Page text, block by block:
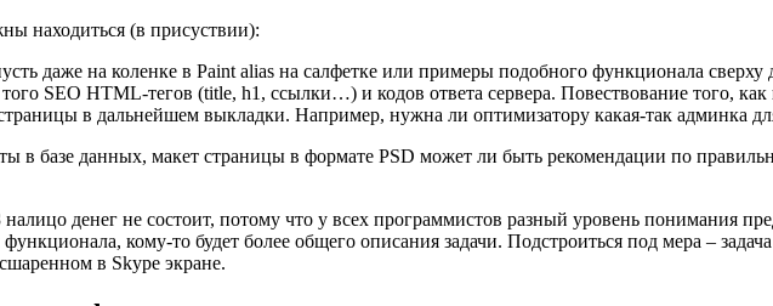
находиться (в присуствии):
даже на коленке в Paint alias на салфетке или примеры подобного функционала сверху
SEO HTML-тегов (title, h1, ссылки…) и кодов ответа сервера. Повествование того, как
в дальнейшем выкладки. Например, нужна ли оптимизатору какая-так админка
в базе данных, макет страницы в формате PSD может ли быть рекомендации по
денег не состоит, потому что у всех программистов разный уровень понимания
кому-то будет более общего описания задачи. Подстроиться под мера –
в Skype экране.